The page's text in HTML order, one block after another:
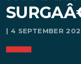
| 4 SEPTEMBER